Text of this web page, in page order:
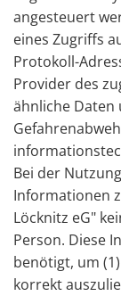
angesteuert
eines Zugriffs
Protokoll-
Provider des
ähnliche
Bei der
Informationen
Löcknitz eG"
Person. Diese
benötigt, um
korrekt